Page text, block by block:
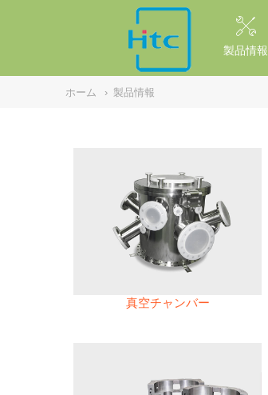
製品情報
ホーム › 製品情報
真空チャンバー